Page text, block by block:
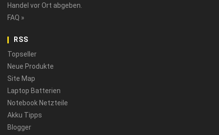
Handel vor Ort abgeben.
FAQ »
RSS
Topseller
Neue Produkte
Site Map
Laptop Batterien
Notebook Netzteile
Akku Tipps
Blogger